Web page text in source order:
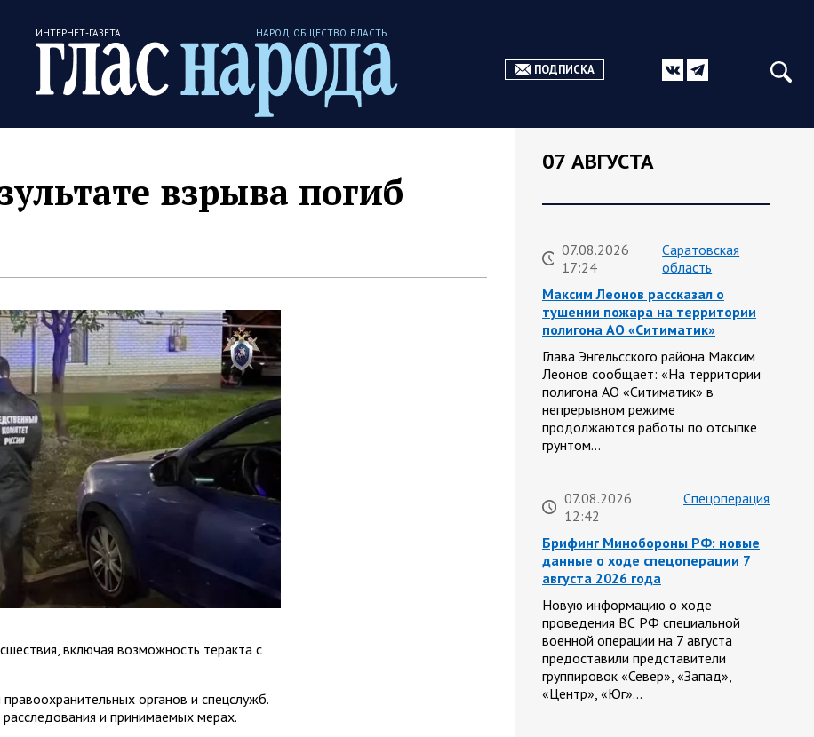
ИНТЕРНЕТ-ГАЗЕТА НАРОД. ОБЩЕСТВО. ВЛАСТЬ
ПОДПИСКА
взрыва погиб
включая возможность теракта с
органов и спецслужб.
и принимаемых мерах.
07 АВГУСТА
07.08.2026
17:24
Саратовская
область
Максим Леонов рассказал о
тушении пожара на территории
полигона АО «Ситиматик»
Глава Энгельсского района Максим
Леонов сообщает: «На территории
полигона АО «Ситиматик» в
непрерывном режиме
продолжаются работы по отсыпке
грунтом…
07.08.2026
12:42
Спецоперация
Брифинг Минобороны РФ: новые
данные о ходе спецоперации 7
августа 2026 года
Новую информацию о ходе
проведения ВС РФ специальной
военной операции на 7 августа
предоставили представители
группировок «Север», «Запад»,
«Центр», «Юг»…